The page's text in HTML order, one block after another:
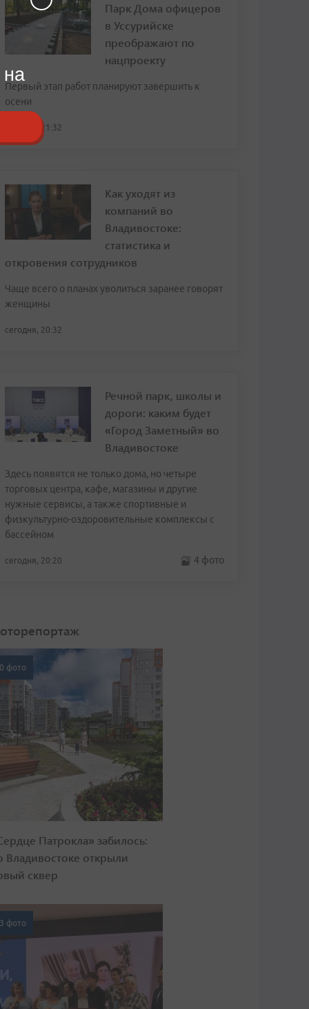
Парк Дома офицеров
в Уссурийске
преображают по
нацпроекту
Первый этап работ планируют завершить к
осени
сегодня, 21:32
Как уходят из
компаний во
Владивостоке:
статистика и
откровения сотрудников
Чаще всего о планах уволиться заранее говорят
женщины
сегодня, 20:32
Речной парк, школы и
дороги: каким будет
«Город Заметный» во
Владивостоке
Здесь появятся не только дома, но четыре
торговых центра, кафе, магазины и другие
нужные сервисы, а также спортивные и
физкультурно-оздоровительные комплексы с
бассейном
сегодня, 20:20 4 фото
фото
Патрокла» забилось:
Владивостоке открыли
сквер
фото